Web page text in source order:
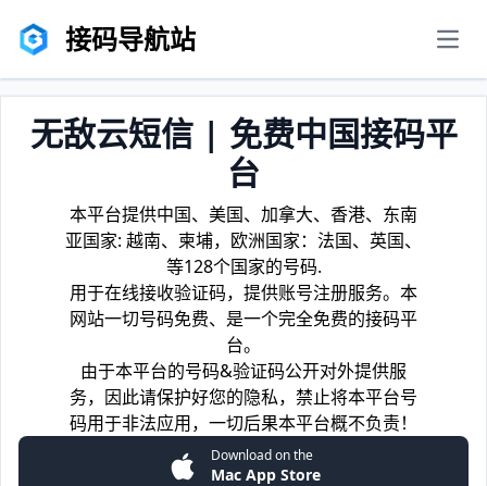
接码导航站
无敌云短信 | 免费中国接码平
台
本平台提供中国、美国、加拿大、香港、东南
亚国家: 越南、柬埔，欧洲国家：法国、英国、
等128个国家的号码.
用于在线接收验证码，提供账号注册服务。本
网站一切号码免费、是一个完全免费的接码平
台。
由于本平台的号码&验证码公开对外提供服
务，因此请保护好您的隐私，禁止将本平台号
码用于非法应用，一切后果本平台概不负责！
Download on the
Mac App Store